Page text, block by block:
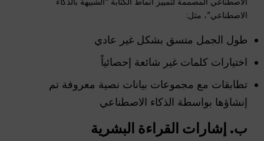
الاصطناعي”، مثل:
طول الجمل متسق بشكل غير عادي
اختيارات كلمات غير شائعة إحصائياً
تطابقات مع مجموعات بيانات نصية معروفة تم
إنشاؤها بواسطة الذكاء الاصطناعي
ب. إشارات القراءة البشرية